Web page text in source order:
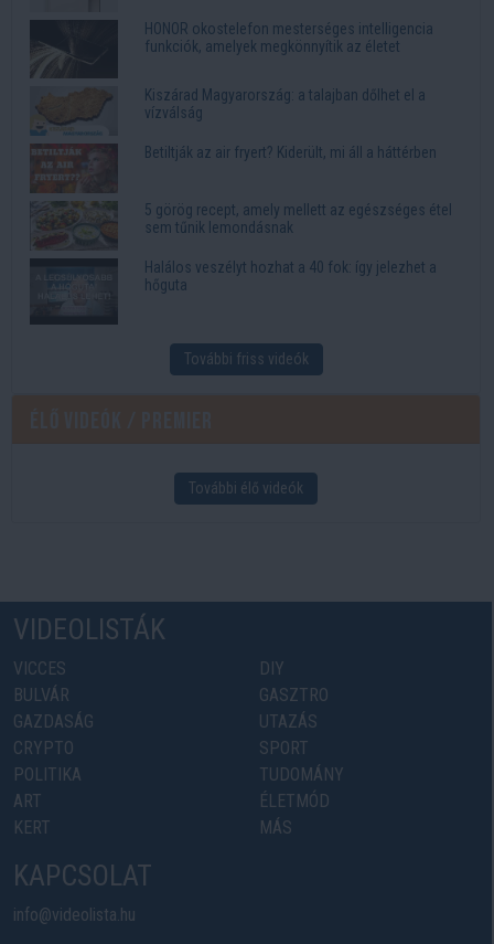
HONOR okostelefon mesterséges intelligencia
funkciók, amelyek megkönnyítik az életet
Kiszárad Magyarország: a talajban dőlhet el a
vízválság
Betiltják az air fryert? Kiderült, mi áll a háttérben
5 görög recept, amely mellett az egészséges étel
sem tűnik lemondásnak
Halálos veszélyt hozhat a 40 fok: így jelezhet a
hőguta
További friss videók
További élő videók
VIDEOLISTÁK
VICCES
BULVÁR
GAZDASÁG
CRYPTO
POLITIKA
ART
KERT
DIY
GASZTRO
UTAZÁS
SPORT
TUDOMÁNY
ÉLETMÓD
MÁS
KAPCSOLAT
info@videolista.hu